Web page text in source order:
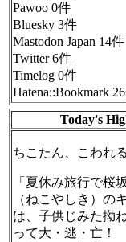
Pawoo 0件
Bluesky 3件
Mastodon Japan 14件
Twitter 6件
Timelog 0件
Hatena::Bookmark
Today's
ちこたん、こわれ
「夏休み旅行で桜
（ねこやしき）の
は、子供じみた拗
って大・逃・亡！